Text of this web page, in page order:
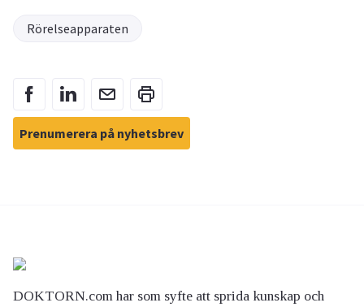
Rörelseapparaten
Prenumerera på nyhetsbrev
DOKTORN.com har som syfte att sprida kunskap och